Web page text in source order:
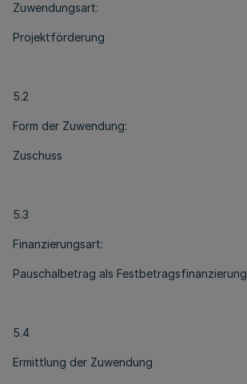
Zuwendungsart:
Projektförderung
5.2
Form der Zuwendung:
Zuschuss
5.3
Finanzierungsart:
Pauschalbetrag als Festbetragsfinanzierung
5.4
Ermittlung der Zuwendung